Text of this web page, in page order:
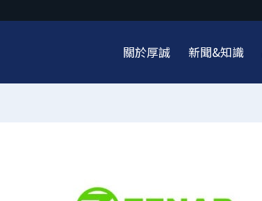
關於厚誠 新聞&知識